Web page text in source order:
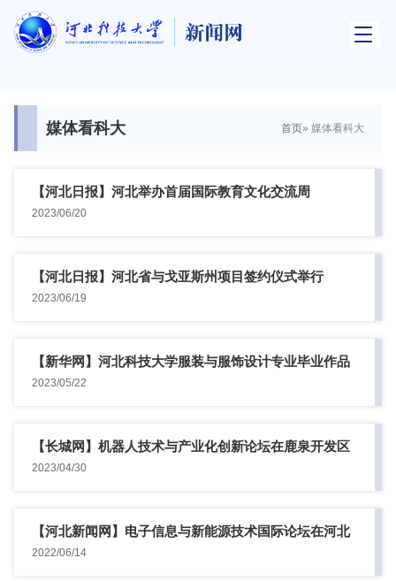
媒体看科大 首页» 媒体看科大
【河北日报】河北举办首届国际教育文化交流周
2023/06/20
【河北日报】河北省与戈亚斯州项目签约仪式举行
2023/06/19
【新华网】河北科技大学服装与服饰设计专业毕业作品
亮相2023...
2023/05/22
【长城网】机器人技术与产业化创新论坛在鹿泉开发区
成功举办
2023/04/30
【河北新闻网】电子信息与新能源技术国际论坛在河北
石家庄举行
2022/06/14